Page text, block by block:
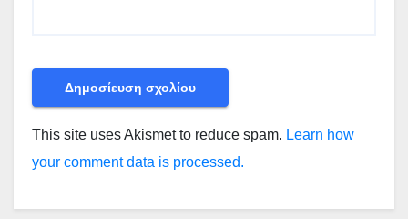
This site uses Akismet to reduce spam. Learn how
your comment data is processed.